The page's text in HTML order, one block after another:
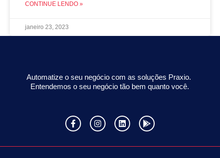
CONTINUE LENDO »
janeiro 23, 2023
Automatize o seu negócio com as soluções Praxio.
Entendemos o seu negócio tão bem quanto você.